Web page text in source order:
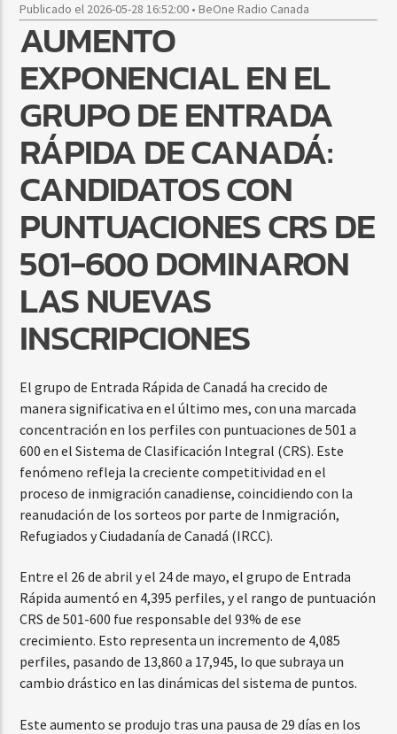
Publicado el 2026-05-28 16:52:00 • BeOne Radio Canada
AUMENTO
EXPONENCIAL EN EL
GRUPO DE ENTRADA
RÁPIDA DE CANADÁ:
CANDIDATOS CON
PUNTUACIONES CRS DE
501-600 DOMINARON
LAS NUEVAS
INSCRIPCIONES
El grupo de Entrada Rápida de Canadá ha crecido de
manera significativa en el último mes, con una marcada
concentración en los perfiles con puntuaciones de 501 a
600 en el Sistema de Clasificación Integral (CRS). Este
fenómeno refleja la creciente competitividad en el
proceso de inmigración canadiense, coincidiendo con la
reanudación de los sorteos por parte de Inmigración,
Refugiados y Ciudadanía de Canadá (IRCC).
Entre el 26 de abril y el 24 de mayo, el grupo de Entrada
Rápida aumentó en 4,395 perfiles, y el rango de puntuación
CRS de 501-600 fue responsable del 93% de ese
crecimiento. Esto representa un incremento de 4,085
perfiles, pasando de 13,860 a 17,945, lo que subraya un
cambio drástico en las dinámicas del sistema de puntos.
Este aumento se produjo tras una pausa de 29 días en los